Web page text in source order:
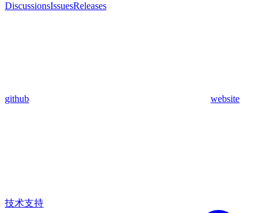
DiscussionsIssuesReleases
github website
技术支持